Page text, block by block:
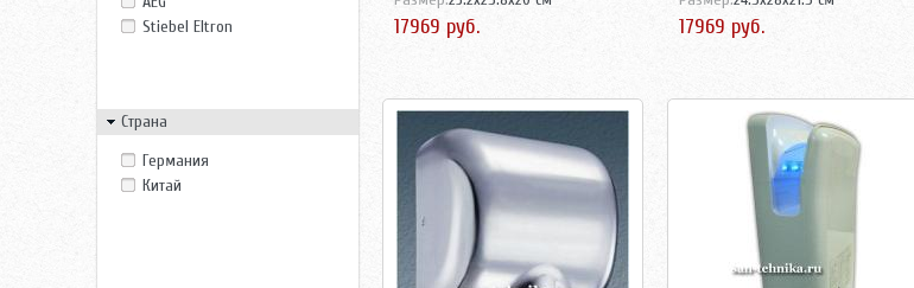
Stiebel Eltron
Страна
Германия
Китай
17969 руб. 17969 руб.